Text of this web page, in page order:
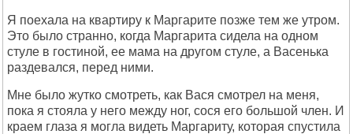
Я поехала на квартиру к Маргарите позже тем же утром.
Это было странно, когда Маргарита сидела на одном
стуле в гостиной, ее мама на другом стуле, а Васенька
раздевался, перед ними.
Мне было жутко смотреть, как Вася смотрел на меня,
пока я стояла у него между ног, сося его большой член. И
краем глаза я могла видеть Маргариту, которая спустила